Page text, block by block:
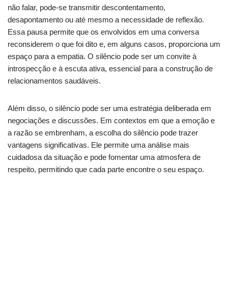
não falar, pode-se transmitir descontentamento,
desapontamento ou até mesmo a necessidade de reflexão.
Essa pausa permite que os envolvidos em uma conversa
reconsiderem o que foi dito e, em alguns casos, proporciona um
espaço para a empatia. O silêncio pode ser um convite à
introspecção e à escuta ativa, essencial para a construção de
relacionamentos saudáveis.
Além disso, o silêncio pode ser uma estratégia deliberada em
negociações e discussões. Em contextos em que a emoção e
a razão se embrenham, a escolha do silêncio pode trazer
vantagens significativas. Ele permite uma análise mais
cuidadosa da situação e pode fomentar uma atmosfera de
respeito, permitindo que cada parte encontre o seu espaço.